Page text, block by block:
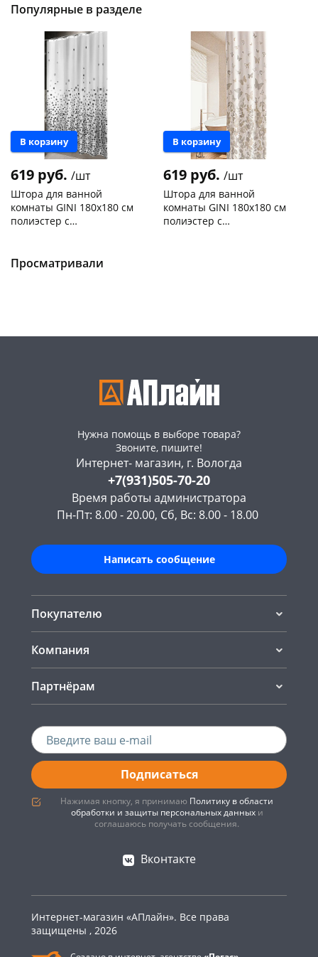
Популярные в разделе
В корзину
619 руб. /шт
Штора для ванной
комнаты GINI 180х180 см
полиэстер с
Конева, 36
Пошехонское ш, 18
В корзину
619 руб. /шт
Штора для ванной
комнаты GINI 180х180 см
полиэстер с
Просматривали
Нужна помощь в выборе товара?
Звоните, пишите!
Интернет- магазин, г. Вологда
+7(931)505-70-20
Время работы администратора
Пн-Пт: 8.00 - 20.00, Сб, Вс: 8.00 - 18.00
Написать сообщение
Покупателю
Компания
Партнёрам
Подписаться
Нажимая кнопку, я принимаю Политику в области
обработки и защиты персональных данныхи
соглашаюсь получать сообщения.
Вконтакте
Интернет-магазин «АПлайн». Все права
защищены , 2026